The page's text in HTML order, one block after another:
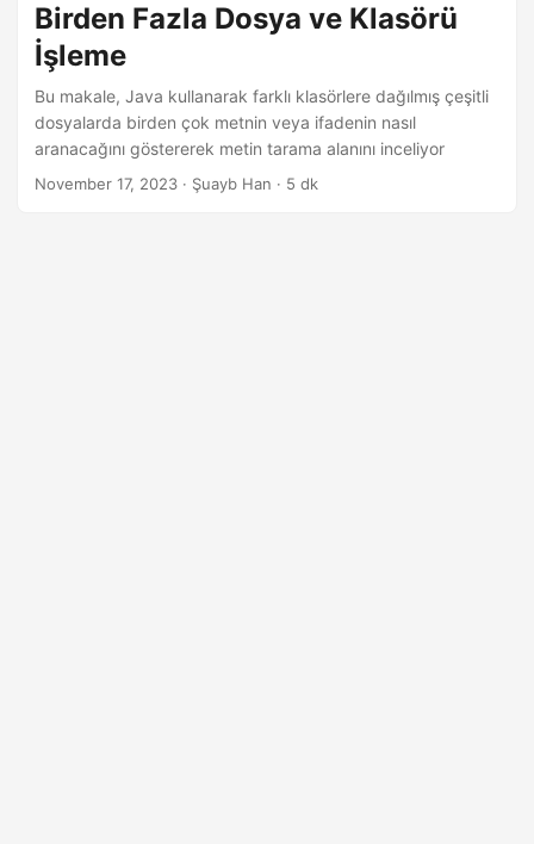
Birden Fazla Dosya ve Klasörü
İşleme
Bu makale, Java kullanarak farklı klasörlere dağılmış çeşitli
dosyalarda birden çok metnin veya ifadenin nasıl
aranacağını göstererek metin tarama alanını inceliyor
November 17, 2023 · Şuayb Han · 5 dk